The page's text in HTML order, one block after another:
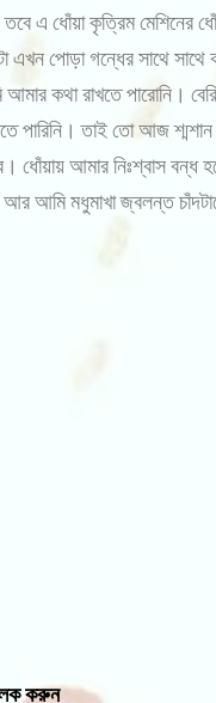
এ ধোঁয়া কৃত্রিম
এখন পোড়া গন্ধের সাথে
কথা রাখতে পারোনি।
পারিনি। তাই তো আজ
ধোঁয়ায় আমার নিঃশ্বাস
আমি মধুমাখা জ্বলন্ত
করুন